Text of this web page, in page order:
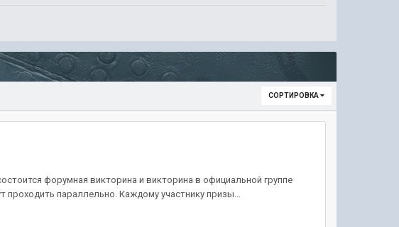
СОРТИРОВКА
форумная викторина и викторина в официальной группе
параллельно. Каждому участнику призы...